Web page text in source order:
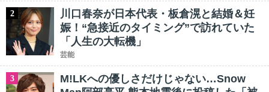
2
川口春奈が日本代表・板倉滉と結婚＆妊
娠！“急接近のタイミング”で訪れていた
「人生の大転機」
芸能
3
M!LKへの優しさだけじゃない…Snow